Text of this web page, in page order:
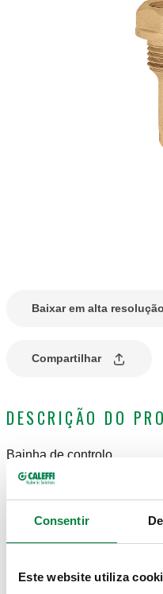
Consentir
Este website utiliza
Baixar em alta resolução
Compartilhar
DESCRIÇÃO DO
Bainha de controlo
DESENHOS E
Código
Conexão bainha